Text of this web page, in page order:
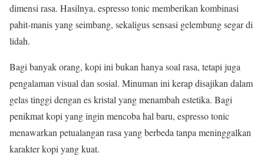
dimensi rasa. Hasilnya, espresso tonic memberikan kombinasi
pahit-manis yang seimbang, sekaligus sensasi gelembung segar di
lidah.
Bagi banyak orang, kopi ini bukan hanya soal rasa, tetapi juga
pengalaman visual dan sosial. Minuman ini kerap disajikan dalam
gelas tinggi dengan es kristal yang menambah estetika. Bagi
penikmat kopi yang ingin mencoba hal baru, espresso tonic
menawarkan petualangan rasa yang berbeda tanpa meninggalkan
karakter kopi yang kuat.